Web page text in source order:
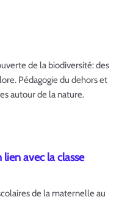
de la biodiversité: des
Pédagogie du dehors et
autour de la nature.
avec la classe
de la maternelle au